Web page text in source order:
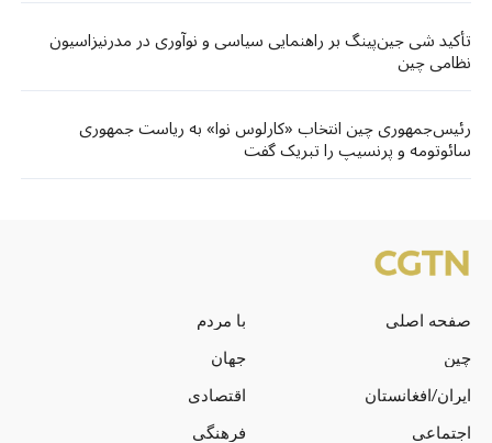
تأکید شی جین‌پینگ بر راهنمایی سیاسی و نوآوری در مدرنیزاسیون
نظامی چین
رئیس‌جمهوری چین انتخاب «کارلوس نوا» به ریاست جمهوری
سائوتومه و پرنسیپ را تبریک گفت
صفحه اصلی
با مردم
چین
جهان
ایران/افغانستان
اقتصادی
اجتماعی
فرهنگی